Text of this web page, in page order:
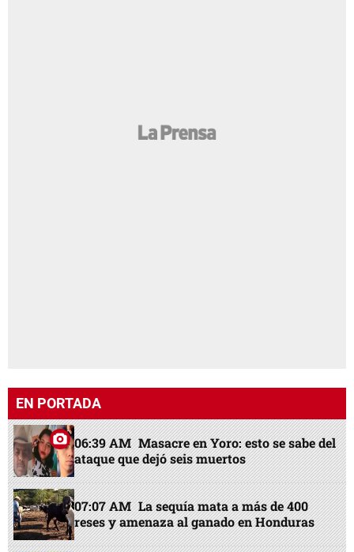
EN PORTADA
06:39 AM Masacre en Yoro: esto se sabe del
ataque que dejó seis muertos
07:07 AM La sequía mata a más de 400
reses y amenaza al ganado en Honduras